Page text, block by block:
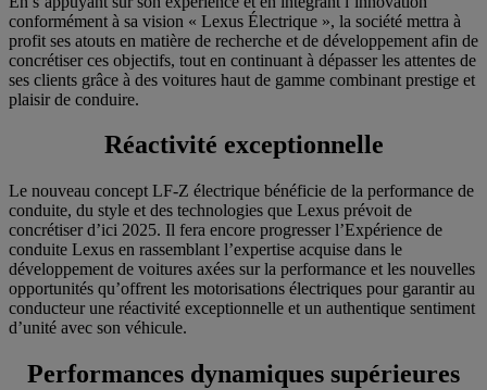
conformément à sa vision « Lexus Électrique », la société mettra à
profit ses atouts en matière de recherche et de développement afin de
concrétiser ces objectifs, tout en continuant à dépasser les attentes de
ses clients grâce à des voitures haut de gamme combinant prestige et
plaisir de conduire.
Réactivité exceptionnelle
Le nouveau concept LF-Z électrique bénéficie de la performance de
conduite, du style et des technologies que Lexus prévoit de
concrétiser d’ici 2025. Il fera encore progresser l’Expérience de
conduite Lexus en rassemblant l’expertise acquise dans le
développement de voitures axées sur la performance et les nouvelles
opportunités qu’offrent les motorisations électriques pour garantir au
conducteur une réactivité exceptionnelle et un authentique sentiment
d’unité avec son véhicule.
Performances dynamiques supérieures